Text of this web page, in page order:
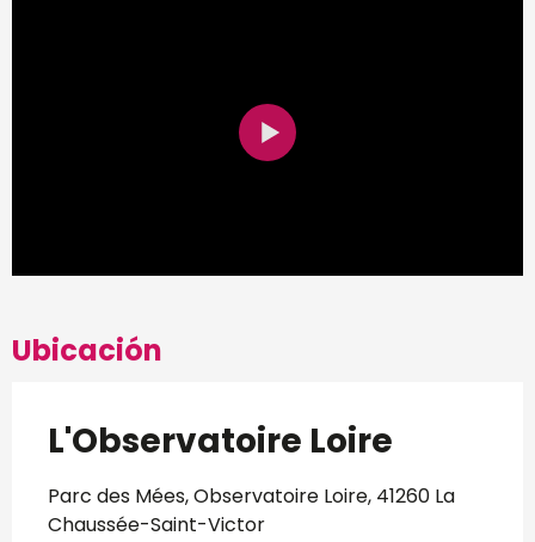
Ubicación
L'Observatoire Loire
Parc des Mées, Observatoire Loire, 41260 La
Chaussée-Saint-Victor